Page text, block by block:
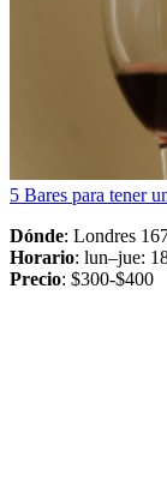
5 Bares para tener
Dónde: Londres
Horario: lun–jue:
Precio: $300-$400